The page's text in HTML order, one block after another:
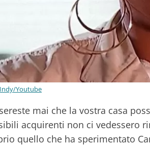
Indy/Youtube
mai che la vostra casa
acquirenti non ci vedessero
quello che ha sperimentato